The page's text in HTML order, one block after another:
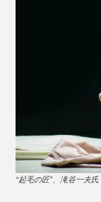
シルクは、人
造で、肌に刺
天然の調湿機
吸収し、外に
適、肌に吸いつ
“起毛の匠”、滝谷一夫氏